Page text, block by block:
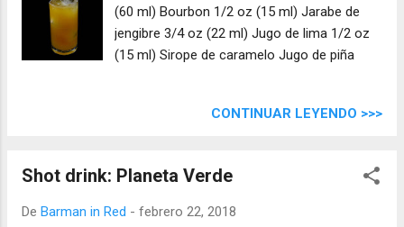
(60 ml) Bourbon 1/2 oz (15 ml) Jarabe de
jengibre 3/4 oz (22 ml) Jugo de lima 1/2 oz
(15 ml) Sirope de caramelo Jugo de piña
CONTINUAR LEYENDO >>>
Shot drink: Planeta Verde
De Barman in Red - febrero 22, 2018